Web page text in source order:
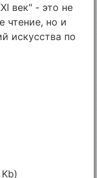
век" - это не
чтение, но и
искусства по